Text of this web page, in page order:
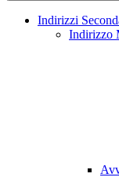
Indirizzi
Indirizzo